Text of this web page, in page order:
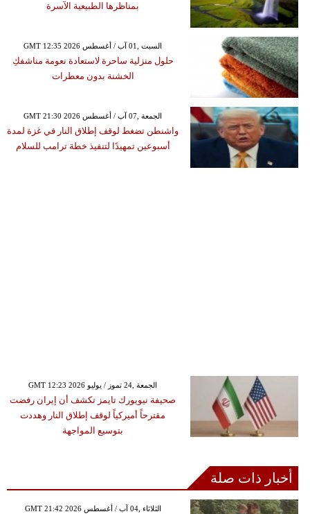
بمناظرها الطبيعية الآسرة
GMT 12:35 2026 السبت ,01 آب / أغسطس
حلول منزلية ساحرة لاستعادة نعومة مناشفكِ
الخشنة بدون معطرات
GMT 21:30 2026 الجمعة ,07 آب / أغسطس
واشنطن تضغط لوقف إطلاق النار في غزة لمدة
أسبوعين تمهيدًا لتنفيذ خطة ترامب للسلام
GMT 12:23 2026 الجمعة ,24 تموز / يوليو
صحيفة نيويورك تايمز تكشف أن إيران رفضت
مقترحاً أميركياً لوقف إطلاق النار وهددت
بتوسيع المواجهة
أخبار ذات صلة
GMT 21:42 2026 الثلاثاء ,04 آب / أغسطس